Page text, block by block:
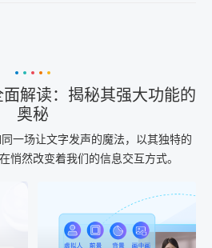
解读：揭秘其强大功能的
奥秘
一场让文字发声的魔法，以其独特的
悄然改变着我们的信息交互方式。
AI+音频